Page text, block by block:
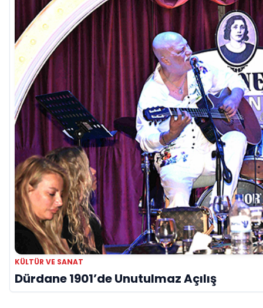
KÜLTÜR VE SANAT
Dürdane 1901’de Unutulmaz Açılış